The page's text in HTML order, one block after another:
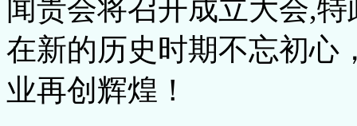
闻贵会将召开成立大会,
在新的历史时期不忘初心
业再创辉煌！